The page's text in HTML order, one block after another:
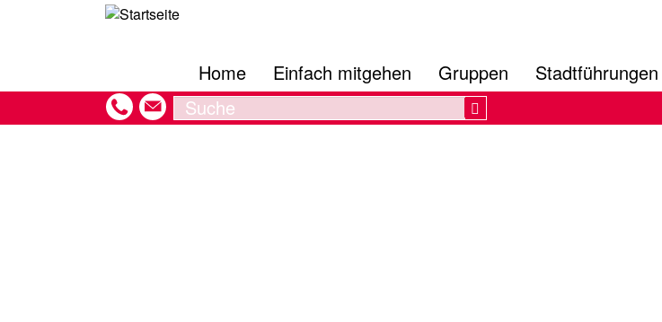
Home Einfach mitgehen Gruppen Stadtführungen
Search Search